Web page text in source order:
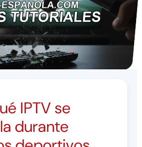
IPTV se
durante